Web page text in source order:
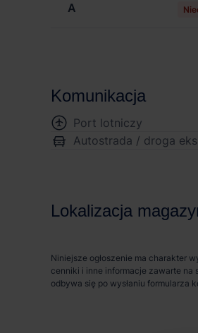
A
Komunikacja
Port lotniczy
Autostrada / droga
Lokalizacja
Niniejsze ogłoszenie ma charakter
cenniki i inne informacje zawarte na
odbywa się po wysłaniu formularza